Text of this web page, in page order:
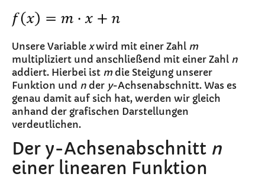
Unsere Variable xwird mit einer Zahl m
multipliziert und anschließend mit einer Zahl n
addiert. Hierbei ist mdie Steigung unserer
Funktion und n der y-Achsenabschnitt. Was es
genau damit auf sich hat, werden wir gleich
anhand der grafischen Darstellungen
verdeutlichen.
Der y-Achsenabschnitt n
einer linearen Funktion